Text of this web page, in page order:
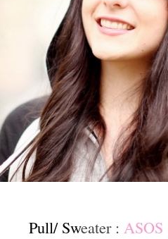
Pull/ Sweater : ASOS